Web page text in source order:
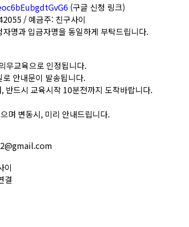
(구글 신청 링크)
/ 예금주: 친구사이
명과 입금자명을 동일하게 부탁드립니다.
무교육으로 인정됩니다.
안내문이 발송됩니다.
반드시 교육시작 10분전까지 도착바랍니다.
며 변동시, 미리 안내드립니다.
이
결